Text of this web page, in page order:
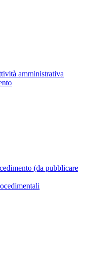
amministrativa
(da pubblicare